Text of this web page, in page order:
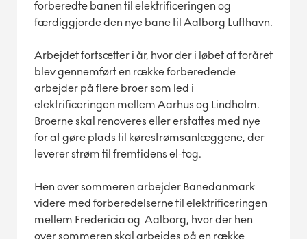
forberedte banen til elektrificeringen og
færdiggjorde den nye bane til Aalborg Lufthavn.
Arbejdet fortsætter i år, hvor der i løbet af foråret
blev gennemført en række forberedende
arbejder på flere broer som led i
elektrificeringen mellem Aarhus og Lindholm.
Broerne skal renoveres eller erstattes med nye
for at gøre plads til kørestrømsanlæggene, der
leverer strøm til fremtidens el-tog.
Hen over sommeren arbejder Banedanmark
videre med forberedelserne til elektrificeringen
mellem Fredericia og Aalborg, hvor der hen
over sommeren skal arbejdes på en række